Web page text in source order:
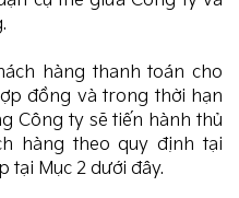
hàng thanh toán cho
đồng và trong thời hạn
Công ty sẽ tiến hành thủ
hàng theo quy định tại
tại Mục 2 dưới đây.